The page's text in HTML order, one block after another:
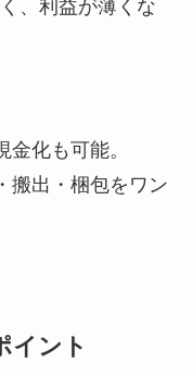
、利益が薄くな
化も可能。
搬出・梱包をワン
イント